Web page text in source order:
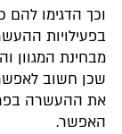
וכך הדגימו
בפעילויות
מבחינת המגוון
שכן חשוב
את ההעשרה
האפשר.